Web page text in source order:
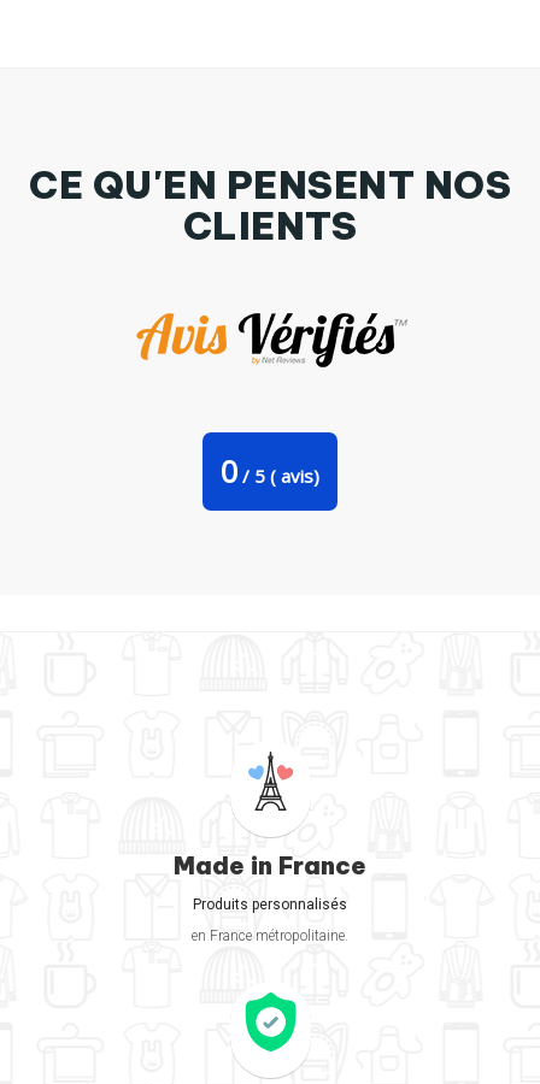
CE QU'EN PENSENT NOS
CLIENTS
0 / 5 ( avis)
Made in France
Produits personnalisés
en France métropolitaine.